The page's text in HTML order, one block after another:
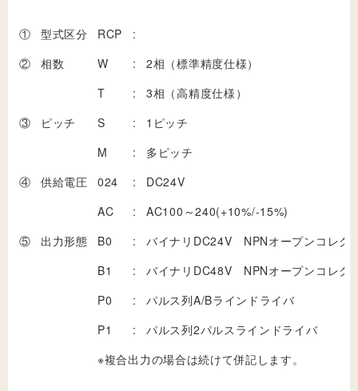
① 型式区分 RCP
:
②
相数 W :
2相（標準精度仕様）
T
:
3相（高精度仕様）
③
ピッチ S :
1ピッチ
M
:
多ピッチ
④
供給電圧 024 :
DC24V
AC
:
AC100～240(+10%/-15%)
⑤
出力形態 B0 :
バイナリDC24V NPNオープンコレク
B1
:
バイナリDC48V NPNオープンコレク
P0
:
パルス列A/Bラインドライバ
P1
:
パルス列2パルスラインドライバ
※複合出力の場合は続けて併記します。